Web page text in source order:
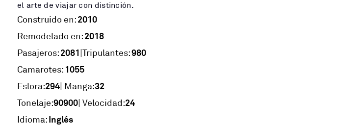
el arte de viajar con distinción.
Construido en:2010
Remodelado en:2018
Pasajeros:2081|Tripulantes:980
Camarotes: 1055
Eslora:294| Manga:32
Tonelaje:90900| Velocidad:24
Idioma:Inglés